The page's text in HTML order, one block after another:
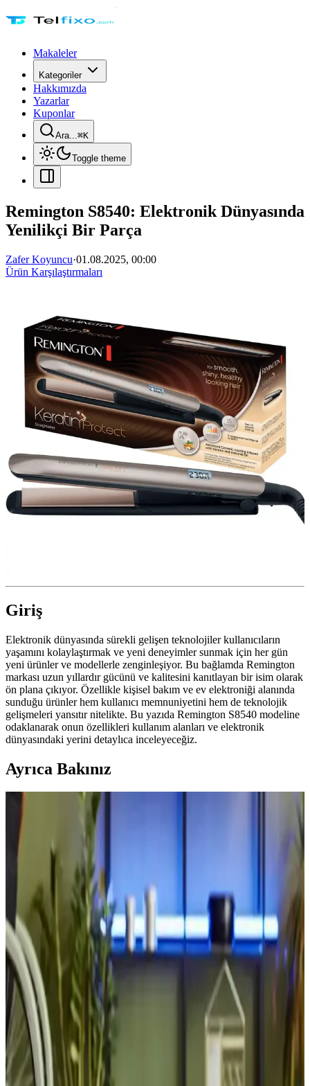
Makaleler
Kategoriler
Hakkımızda
Yazarlar
Kuponlar
Ara...⌘K
Toggle theme
Remington S8540: Elektronik Dünyasında
Yenilikçi Bir Parça
Zafer Koyuncu·01.08.2025, 00:00
Ürün Karşılaştırmaları
Giriş
Elektronik dünyasında sürekli gelişen teknolojiler kullanıcıların
yaşamını kolaylaştırmak ve yeni deneyimler sunmak için her gün
yeni ürünler ve modellerle zenginleşiyor. Bu bağlamda Remington
markası uzun yıllardır gücünü ve kalitesini kanıtlayan bir isim olarak
ön plana çıkıyor. Özellikle kişisel bakım ve ev elektroniği alanında
sunduğu ürünler hem kullanıcı memnuniyetini hem de teknolojik
gelişmeleri yansıtır nitelikte. Bu yazıda Remington S8540 modeline
odaklanarak onun özellikleri kullanım alanları ve elektronik
dünyasındaki yerini detaylıca inceleyeceğiz.
Ayrıca Bakınız
Photonmatrix Lazer Teknolojisi ile Sivrisinek
Avlama: Yöntem ve Etkileri
Photonmatrix, LiDAR destekli lazerlerle saniyede 30 sivrisineği
hedef alarak kimyasal kullanmadan haşere kontrolü sağlar. Ancak
faydalı böcekler ve insan sağlığı açısından riskler taşır.
Mikrodalga Fırın Seçiminde Güç, Teknoloji ve
Dayanıklılık Kriterleri
Mikrodalga fırın seçiminde güç, boyut, teknoloji ve dayanıklılık gibi
temel kriterler ele alınır. İnverter teknolojisi avantaj sağlasa da
günlük kullanımda zorunlu değildir. Marka ve fiyat tercihleri
önemlidir.
1967 Model Tektronix 453 Analog Osiloskopun İç
Yapısı ve Teknik Özellikleri
Tektronix 453, 1967'de üretilmiş analog osiloskop olup, katı hal
teknolojisi, hassas tetikleme devresi ve estetik PCB tasarımıyla
elektronik mühendisliği için önemli bir örnektir.